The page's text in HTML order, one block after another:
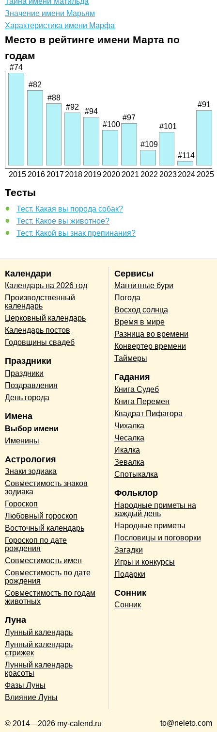
Значение имени Марьям
Характеристика имени Марфа
Место в рейтинге имени Марта по
годам
#74
2015
#82
2016
#88
2017
#92
2018
#94
2019
#100
2020
#97
2021
#109
2022
#101
2023
#114
2024
#91
2025
Тесты
Тест. Какая вы порода собак?
Тест. Какое вы животное?
Тест. Какой вы знак препинания?
Календари
Календарь на 2026 год
Производственный
календарь
Церковный календарь
Календарь постов
Годовщины свадеб
Праздники
Праздники
Поздравления
День города
Имена
Выбор имени
Именины
Астрология
Знаки зодиака
Совместимость знаков
зодиака
Гороскоп
Любовный гороскоп
Восточный календарь
Гороскоп по дате
рождения
Совместимость имен
Совместимость по дате
рождения
Совместимость по годам
животных
Луна
Лунный календарь
Лунный календарь
стрижек
Лунный календарь
красоты
Фазы Луны
Влияние Луны
Сервисы
Магнитные бури
Погода
Восход солнца
Время в мире
Разница во времени
Конвертер времени
Таймеры
Гадания
Книга Судеб
Книга Перемен
Квадрат Пифагора
Чихалка
Чесалка
Икалка
Зевалка
Спотыкалка
Фольклор
Народные приметы на
каждый день
Народные приметы
Пословицы и поговорки
Загадки
Игры и конкурсы
Подарки
Сонник
Сонник
© 2014—2026 my-calend.ru to@neleto.com